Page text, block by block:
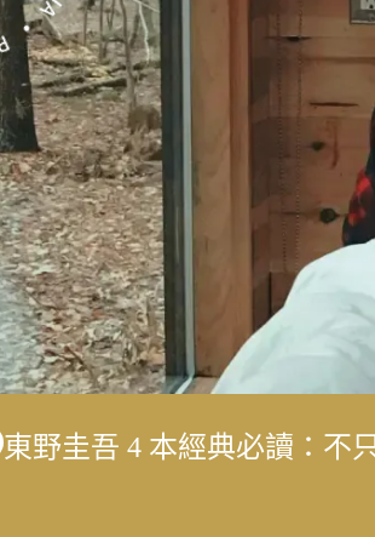
「我的課題不是變成女人，
東野圭吾 4 本經典必讀：不
「我的課題不是變成女人，